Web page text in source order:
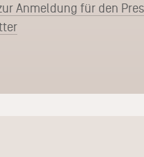
Anmeldung für den